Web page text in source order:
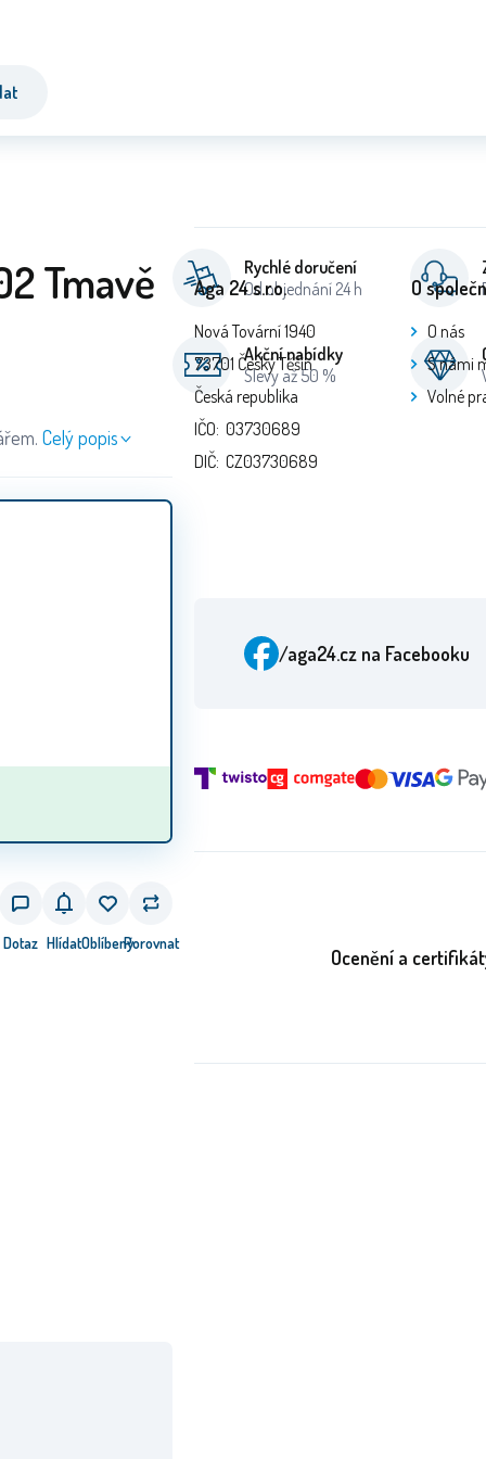
Tmavě
Celý popis
Dotaz HlídatOblíbenýPorovnat
Rychlé doručení
Od objednání 24 h
Akční nabídky
Slevy až 50 %
Aga 24 s.r.o.
Nová Tovární 1940
73701 Český Těšín
Česká republika
IČO: 03730689
DIČ: CZ03730689
O
O nás
S námi
Volné
/aga24.cz na Facebooku
Ocenění a